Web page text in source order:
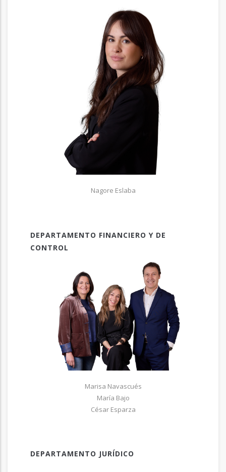
Nagore Eslaba
DEPARTAMENTO FINANCIERO Y DE
CONTROL
Marisa Navascués
María Bajo
César Esparza
DEPARTAMENTO JURÍDICO